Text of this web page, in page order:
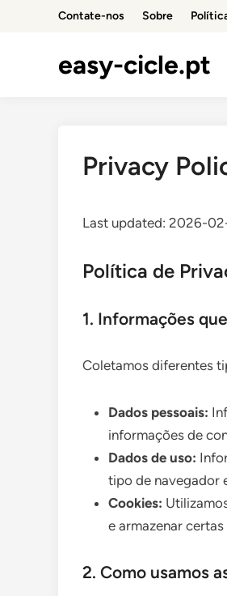
Contate-nos Sobre
easy-cicle.pt
Privacy
Last updated: 2026-
Política de
1. Informações
Coletamos diferentes
Dados pessoais:
informações de
Dados de uso:
tipo de navegador
Cookies:
e armazenar
2. Como usamos